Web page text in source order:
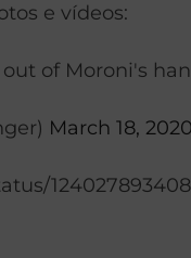
e vídeos:
of Moroni's
March 18, 2020